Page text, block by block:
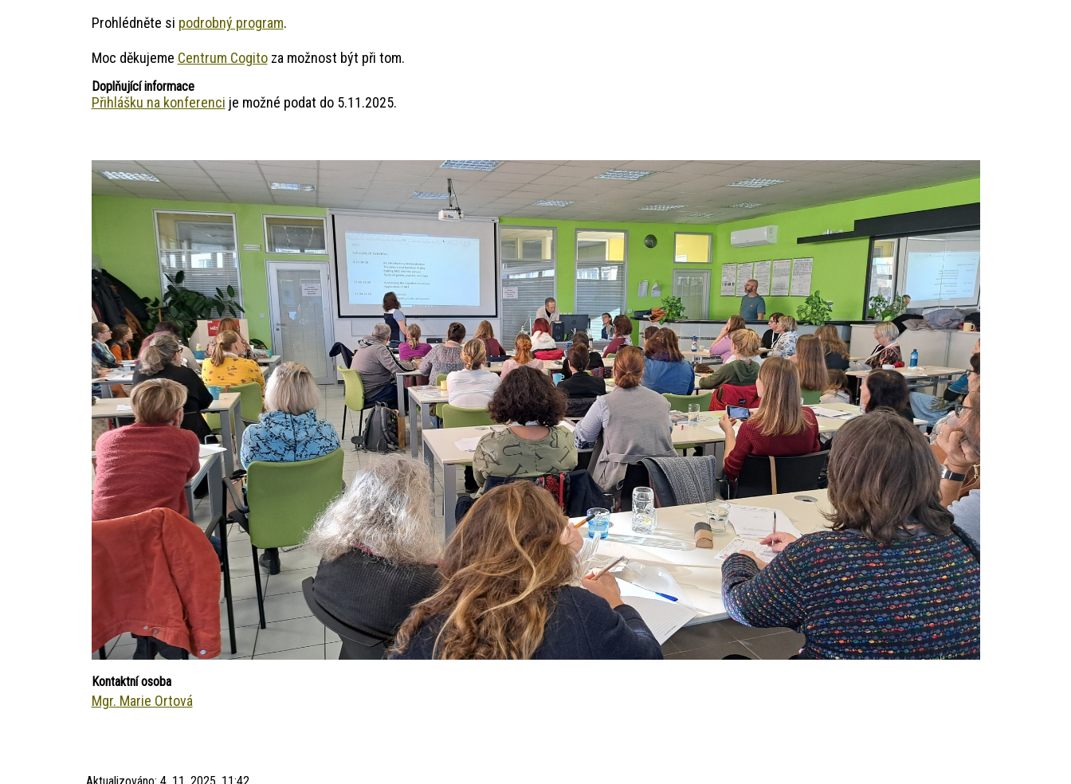
Prohlédněte si podrobný program.
Moc děkujeme Centrum Cogitoza možnost být při tom.
Doplňující informace
Přihlášku na konferenci je možné podat do 5.11.2025.
Kontaktní osoba
Mgr. Marie Ortová